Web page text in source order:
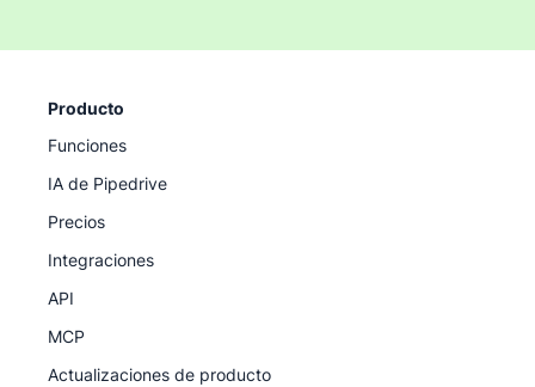
Producto
Funciones
IA de Pipedrive
Precios
Integraciones
API
MCP
Actualizaciones de producto